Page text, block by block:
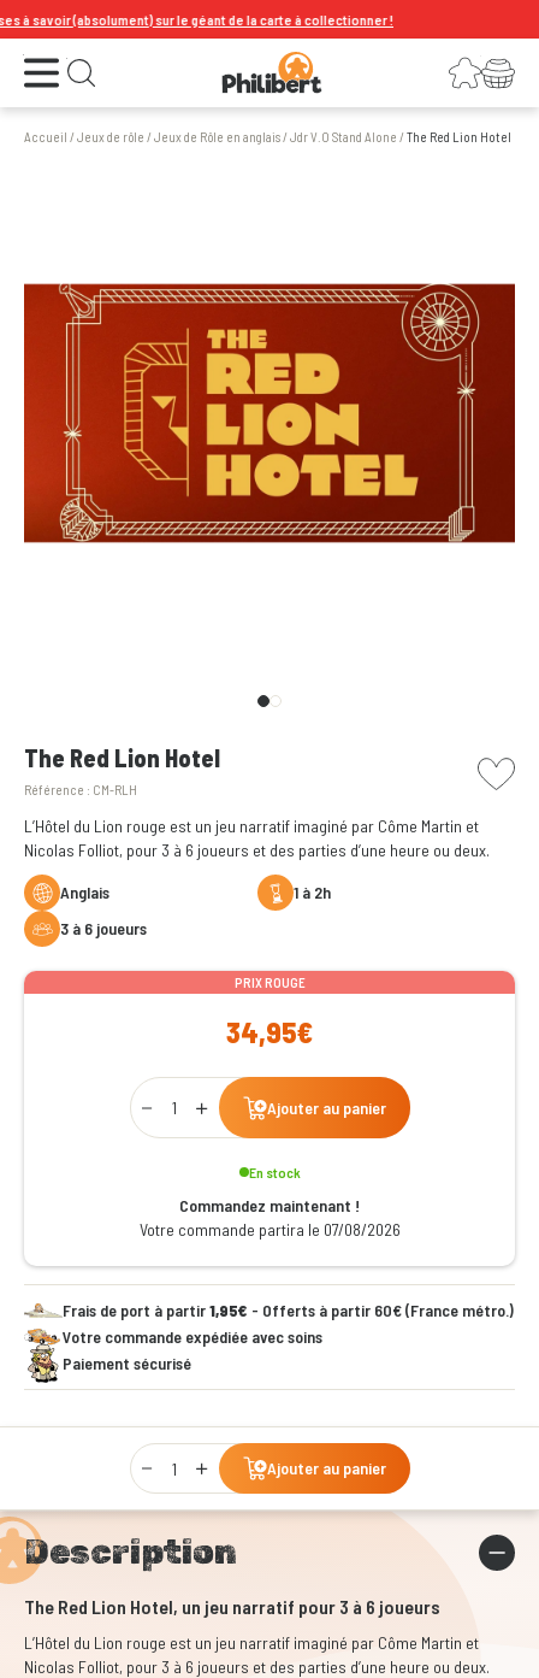
savoir (absolument) sur le géant de la carte à collectionner !
Ouvrir le menu Ouvrir la recherche Connexion
Votre panier
Accueil /Jeux de rôle /Jeux de Rôle en anglais/Jdr V.O Stand Alone /The Red Lion Hotel
The Red Lion Hotel
Référence : CM-RLH
picto
L’Hôtel du Lion rouge est un jeu narratif imaginé par Côme Martin et
Nicolas Folliot, pour 3 à 6 joueurs et des parties d’une heure ou deux.
Anglais
1 à 2h
3 à 6 joueurs
PRIX ROUGE
34,95€
Qty
Ajouter au panier
En stock
Commandez maintenant !
Votre commande partira le 07/08/2026
Frais de port à partir1,95€ - Offerts à partir 60€ (France métro.)
Votre commande expédiée avec soins
Paiement sécurisé
Qty
Ajouter au panier
Description
The Red Lion Hotel, un jeu narratif pour 3 à 6 joueurs
L’Hôtel du Lion rouge est un jeu narratif imaginé par Côme Martin et
Nicolas Folliot, pour 3 à 6 joueurs et des parties d’une heure ou deux.